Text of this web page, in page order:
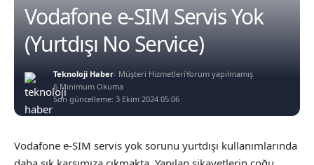
Vodafone e-SIM Servis Yok
(Yurtdışı No Service)
Son güncelleme: 3 Ekim 2024 05:06
Teknoloji Haber- Müşteri HizmetleriYorum yapılmamış
6 Minimum Okuma
Vodafone e-SIM servis yok sorunu yurtdışı kullanımlarında